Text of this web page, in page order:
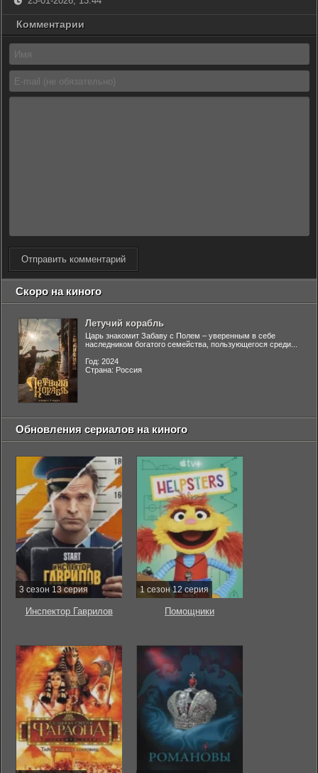
Комментарии
Отправить комментарий
Скоро на киного
Летучий корабль
Царь знакомит Забаву с Полем – уверенным в себе
наследником богатого семейства, пользующегося среди...
Год: 2024
Страна: Россия
Обновления сериалов на киного
3 сезон 13 серия
Инспектор Гаврилов
1 сезон 12 серия
Помощники